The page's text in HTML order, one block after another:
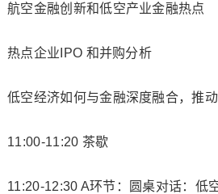
航空金融创新和低空产业金融热点
热点企业IPO 和并购分析
低空经济如何与金融深度融合，推
11:00-11:20 茶歇
11:20-12:30 A环节：圆桌对话：低